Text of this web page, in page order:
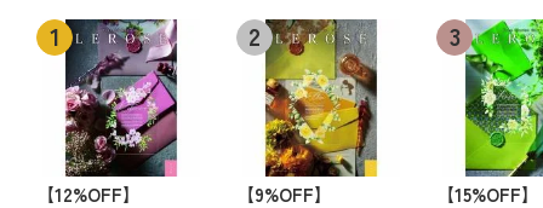
【12%OFF】
【9%OFF】
【15%OFF】